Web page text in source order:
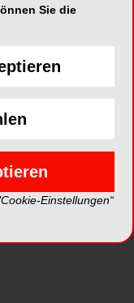
sichtbare
Sie die
Einstellungen“